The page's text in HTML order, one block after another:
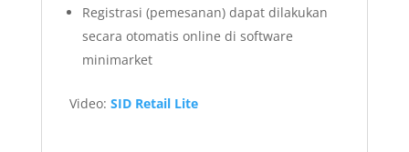
Registrasi (pemesanan) dapat dilakukan
secara otomatis online di software
minimarket
Video: SID Retail Lite